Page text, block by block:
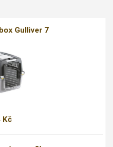
Gulliver 7
Kč